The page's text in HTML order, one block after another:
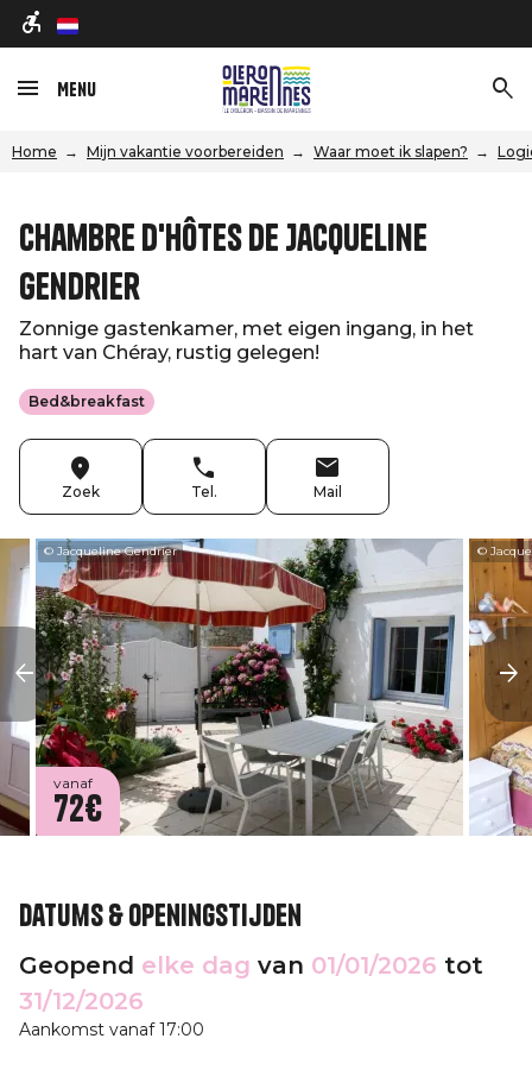
nl
Menu
Home Mijn vakantie voorbereiden Waar moet ik slapen?
Chambre d'hôtes de Jacqueline
Gendrier
Zonnige gastenkamer, met eigen ingang, in het
hart van Chéray, rustig gelegen!
Bed&breakfast
Zoek Tel. Mail
© Jacqueline Gendrier ©
vanaf
72€
Datums & openingstijden
Geopend elke dag van 01/01/2026 tot
31/12/2026
Aankomst vanaf 17:00